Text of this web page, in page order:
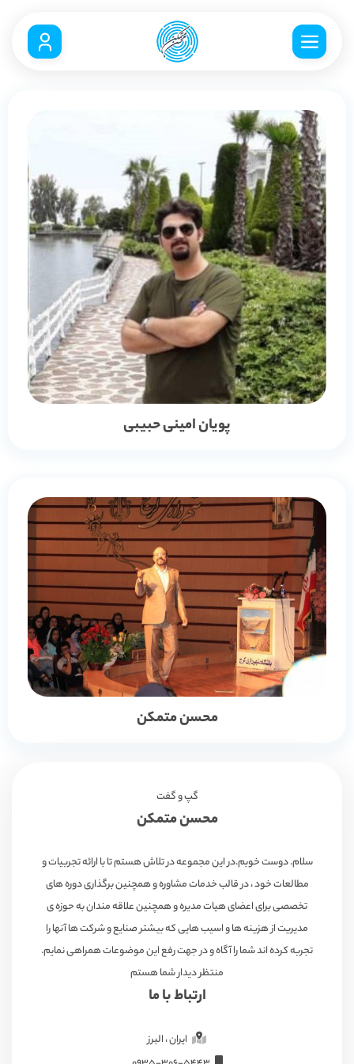
پویان امینی حبیبی
محسن متمکن
گپ و گفت
محسن متمکن
سلام. دوست خوبم.در این مجموعه در تلاش هستم تا با ارائه تجربیات و
مطالعات خود ، در قالب خدمات مشاوره و همچنین برگذاری دوره های
تخصصی برای اعضای هیات مدیره و همچنین علاقه مندان به حوزه ی
مدیریت از هزینه ها و اسیب هایی که بیشتر صنایع و شرکت ها آنها را
تجربه کرده اند شما را آگاه و در جهت رفع این موضوعات همراهی نمایم.
منتظر دیدار شما هستم
ارتباط با ما
ایران ، البرز